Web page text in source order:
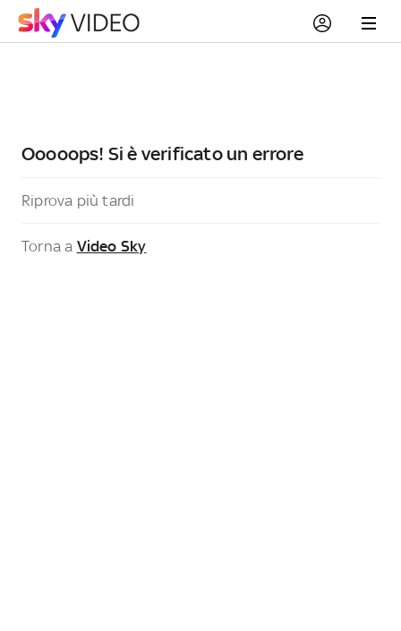
Ooooops! Si è verificato un errore
Riprova più tardi
Torna a Video Sky